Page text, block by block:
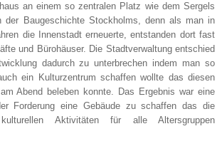
an einem so zentralen Platz wie dem Sergels
der Baugeschichte Stockholms, denn als man in
die Innenstadt erneuerte, entstanden dort fast
und Bürohäuser. Die Stadtverwaltung entschied
dadurch zu unterbrechen indem man so
ein Kulturzentrum schaffen wollte das diesen
Abend beleben konnte. Das Ergebnis war eine
Forderung eine Gebäude zu schaffen das die
kulturellen Aktivitäten für alle Altersgruppen